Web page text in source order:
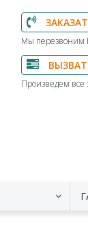
Мы перезвоним
Произведем все